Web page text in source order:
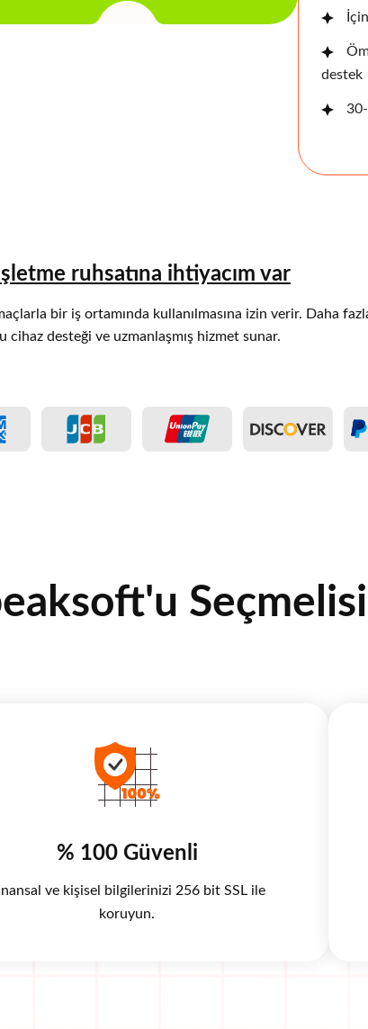
destek
ruhsatına ihtiyacım var
bir iş ortamında kullanılmasına izin verir. Daha
cihaz desteği ve uzmanlaşmış hizmet sunar.
% 100 Güvenli
ve kişisel bilgilerinizi 256 bit SSL ile
koruyun.